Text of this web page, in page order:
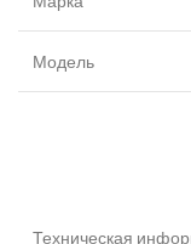
Модель
Техническая